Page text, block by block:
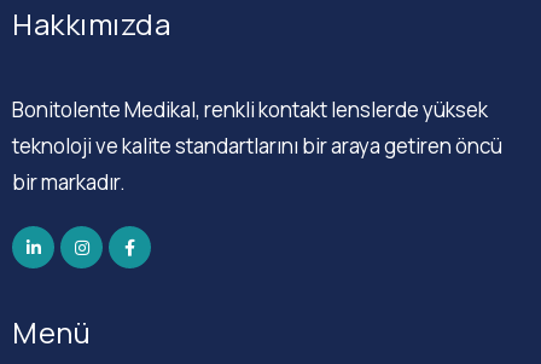
Hakkımızda
Bonitolente Medikal, renkli kontakt lenslerde yüksek
teknoloji ve kalite standartlarını bir araya getiren öncü
bir markadır.
Menü